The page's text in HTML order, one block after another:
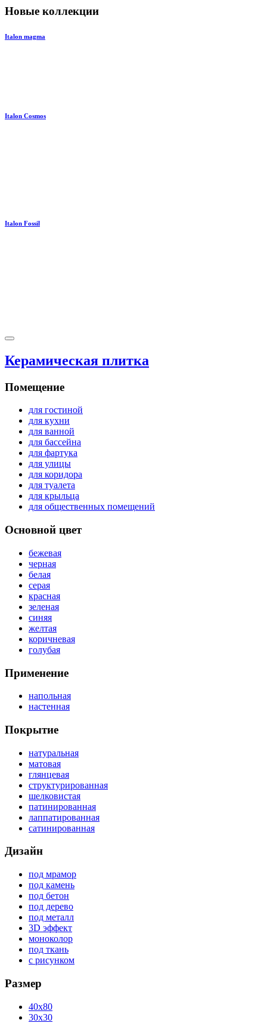
Новые коллекции
Italon magma
Italon Cosmos
Italon Fossil
Керамическая плитка
Помещение
для гостиной
для кухни
для ванной
для бассейна
для фартука
для улицы
для коридора
для туалета
для крыльца
для общественных помещений
Основной цвет
бежевая
черная
белая
серая
красная
зеленая
синяя
желтая
коричневая
голубая
Применение
напольная
настенная
Покрытие
натуральная
матовая
глянцевая
структурированная
шелковистая
патинированная
лаппатированная
сатинированная
Дизайн
под мрамор
под камень
под бетон
под дерево
под металл
3D эффект
моноколор
под ткань
с рисунком
Размер
40x80
30x30